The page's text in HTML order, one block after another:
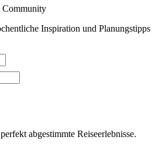
Community
Inspiration und Planungstipps
abgestimmte Reiseerlebnisse.